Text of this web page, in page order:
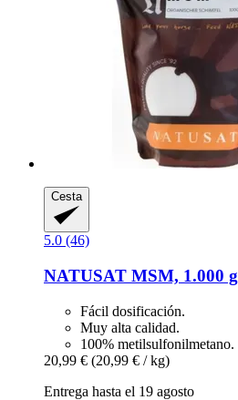
Cesta
5.0 (46)
NATUSAT MSM, 1.000 g
Fácil dosificación.
Muy alta calidad.
100% metilsulfonilmetano.
20,99 € (20,99 € / kg)
Entrega hasta el 19 agosto